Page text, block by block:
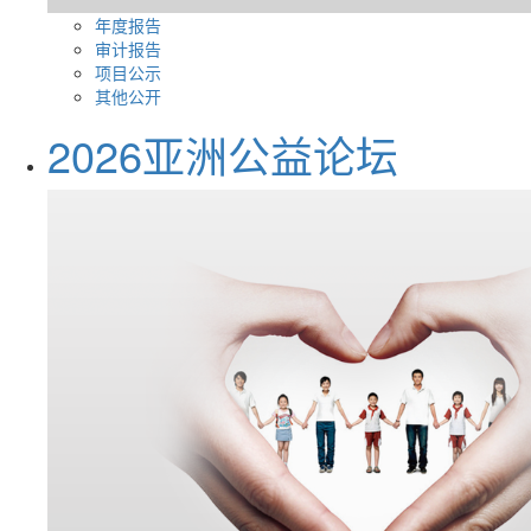
年度报告
审计报告
项目公示
其他公开
2026亚洲公益论坛